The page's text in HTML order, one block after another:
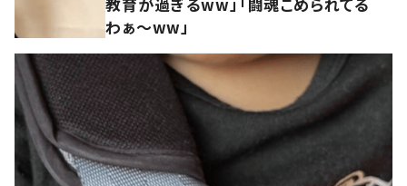
わぁ～ww」